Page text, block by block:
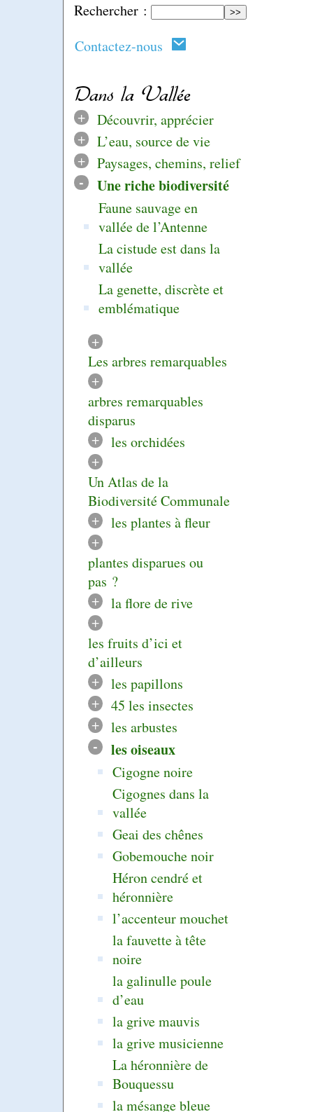
Rechercher :
Contactez-nous
Dans la Vallée
+
Découvrir, apprécier
+
L’eau, source de vie
+
Paysages, chemins, relief
- Une riche biodiversité
Faune sauvage en
vallée de l’Antenne
La cistude est dans la
vallée
La genette, discrète et
emblématique
+
Les arbres remarquables
+
arbres remarquables
disparus
+
les orchidées
+
Un Atlas de la
Biodiversité Communale
+
les plantes à fleur
+
plantes disparues ou
pas ?
+
la flore de rive
+
les fruits d’ici et
d’ailleurs
+
les papillons
+
45 les insectes
+
les arbustes
- les oiseaux
Cigogne noire
Cigognes dans la
vallée
Geai des chênes
Gobemouche noir
Héron cendré et
héronnière
l’accenteur mouchet
la fauvette à tête
noire
la galinulle poule
d’eau
la grive mauvis
la grive musicienne
La héronnière de
Bouquessu
la mésange bleue